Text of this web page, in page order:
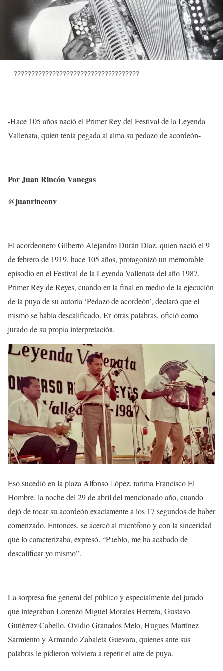
????????????????????????????????????
-Hace 105 años nació el Primer Rey del Festival de la Leyenda
Vallenata, quien tenía pegada al alma su pedazo de acordeón-
Por Juan Rincón Vanegas
@juanrinconv
El acordeonero Gilberto Alejandro Durán Díaz, quien nació el 9
de febrero de 1919, hace 105 años, protagonizó un memorable
episodio en el Festival de la Leyenda Vallenata del año 1987,
Primer Rey de Reyes, cuando en la final en medio de la ejecución
de la puya de su autoría ‘Pedazo de acordeón’, declaró que el
mismo se había descalificado. En otras palabras, ofició como
jurado de su propia interpretación.
Eso sucedió en la plaza Alfonso López, tarima Francisco El
Hombre, la noche del 29 de abril del mencionado año, cuando
dejó de tocar su acordeón exactamente a los 17 segundos de haber
comenzado. Entonces, se acercó al micrófono y con la sinceridad
que lo caracterizaba, expresó. “Pueblo, me ha acabado de
descalificar yo mismo”.
La sorpresa fue general del público y especialmente del jurado
que integraban Lorenzo Miguel Morales Herrera, Gustavo
Gutiérrez Cabello, Ovidio Granados Melo, Hugues Martínez
Sarmiento y Armando Zabaleta Guevara, quienes ante sus
palabras le pidieron volviera a repetir el aire de puya.